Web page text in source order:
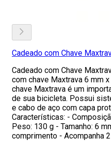
Cadeado com Chave
Cadeado com Chave
com chave Maxtrava 6 mm
chave Maxtrava é um
de sua bicicleta. Possui
e cabo de aço com capa
Características: -
Peso: 130 g - Tamanho: 6
comprimento - Acompanha